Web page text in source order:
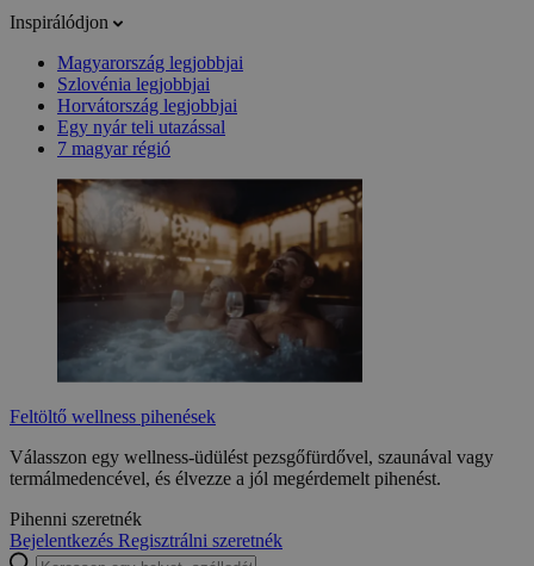
Inspirálódjon
Magyarország legjobbjai
Szlovénia legjobbjai
Horvátország legjobbjai
Egy nyár teli utazással
7 magyar régió
Feltöltő wellness pihenések
Válasszon egy wellness-üdülést pezsgőfürdővel, szaunával vagy
termálmedencével, és élvezze a jól megérdemelt pihenést.
Pihenni szeretnék
Bejelentkezés Regisztrálni szeretnék